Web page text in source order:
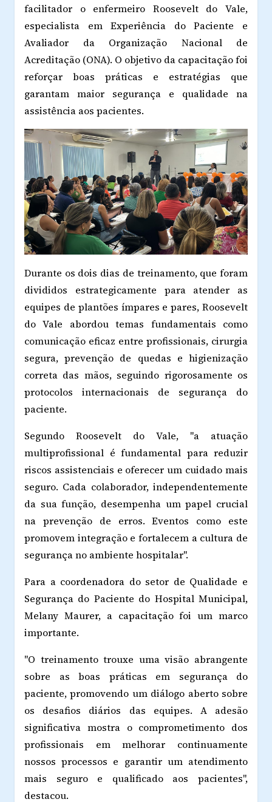
facilitador o enfermeiro Roosevelt do Vale,
especialista em Experiência do Paciente e
Avaliador da Organização Nacional de
Acreditação (ONA). O objetivo da capacitação foi
reforçar boas práticas e estratégias que
garantam maior segurança e qualidade na
assistência aos pacientes.
Durante os dois dias de treinamento, que foram
divididos estrategicamente para atender as
equipes de plantões ímpares e pares, Roosevelt
do Vale abordou temas fundamentais como
comunicação eficaz entre profissionais, cirurgia
segura, prevenção de quedas e higienização
correta das mãos, seguindo rigorosamente os
protocolos internacionais de segurança do
paciente.
Segundo Roosevelt do Vale, "a atuação
multiprofissional é fundamental para reduzir
riscos assistenciais e oferecer um cuidado mais
seguro. Cada colaborador, independentemente
da sua função, desempenha um papel crucial
na prevenção de erros. Eventos como este
promovem integração e fortalecem a cultura de
segurança no ambiente hospitalar".
Para a coordenadora do setor de Qualidade e
Segurança do Paciente do Hospital Municipal,
Melany Maurer, a capacitação foi um marco
importante.
"O treinamento trouxe uma visão abrangente
sobre as boas práticas em segurança do
paciente, promovendo um diálogo aberto sobre
os desafios diários das equipes. A adesão
significativa mostra o comprometimento dos
profissionais em melhorar continuamente
nossos processos e garantir um atendimento
mais seguro e qualificado aos pacientes",
destacou.